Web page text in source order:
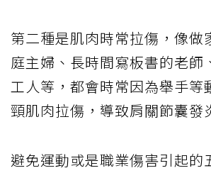
第二種是肌肉時常拉傷，像做
庭主婦、長時間寫板書的老師
工人等，都會時常因為舉手等
頸肌肉拉傷，導致肩關節囊發
避免運動或是職業傷害引起的